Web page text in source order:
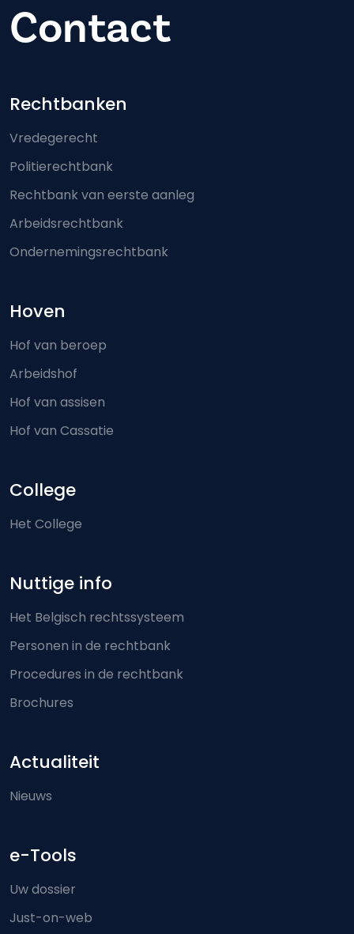
Contact
Footer-menu
Rechtbanken
Vredegerecht
Politierechtbank
Rechtbank van eerste aanleg
Arbeidsrechtbank
Ondernemingsrechtbank
Hoven
Hof van beroep
Arbeidshof
Hof van assisen
Hof van Cassatie
College
Het College
Nuttige info
Het Belgisch rechtssysteem
Personen in de rechtbank
Procedures in de rechtbank
Brochures
Actualiteit
Nieuws
e-Tools
Uw dossier
Just-on-web